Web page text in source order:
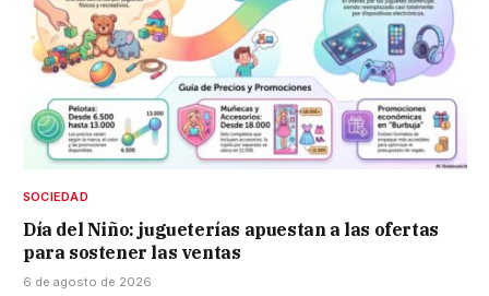
SOCIEDAD
Día del Niño: jugueterías apuestan a las ofertas
para sostener las ventas
6 de agosto de 2026